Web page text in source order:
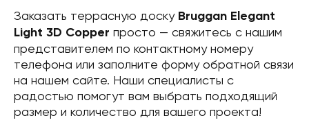
Заказать террасную доску Bruggan Elegant
Light 3D Copper просто — свяжитесь с нашим
представителем по контактному номеру
телефона или заполните форму обратной связи
на нашем сайте. Наши специалисты с
радостью помогут вам выбрать подходящий
размер и количество для вашего проекта!